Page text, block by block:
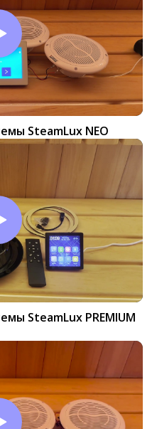
SteamLux NEO
SteamLux PREMIUM